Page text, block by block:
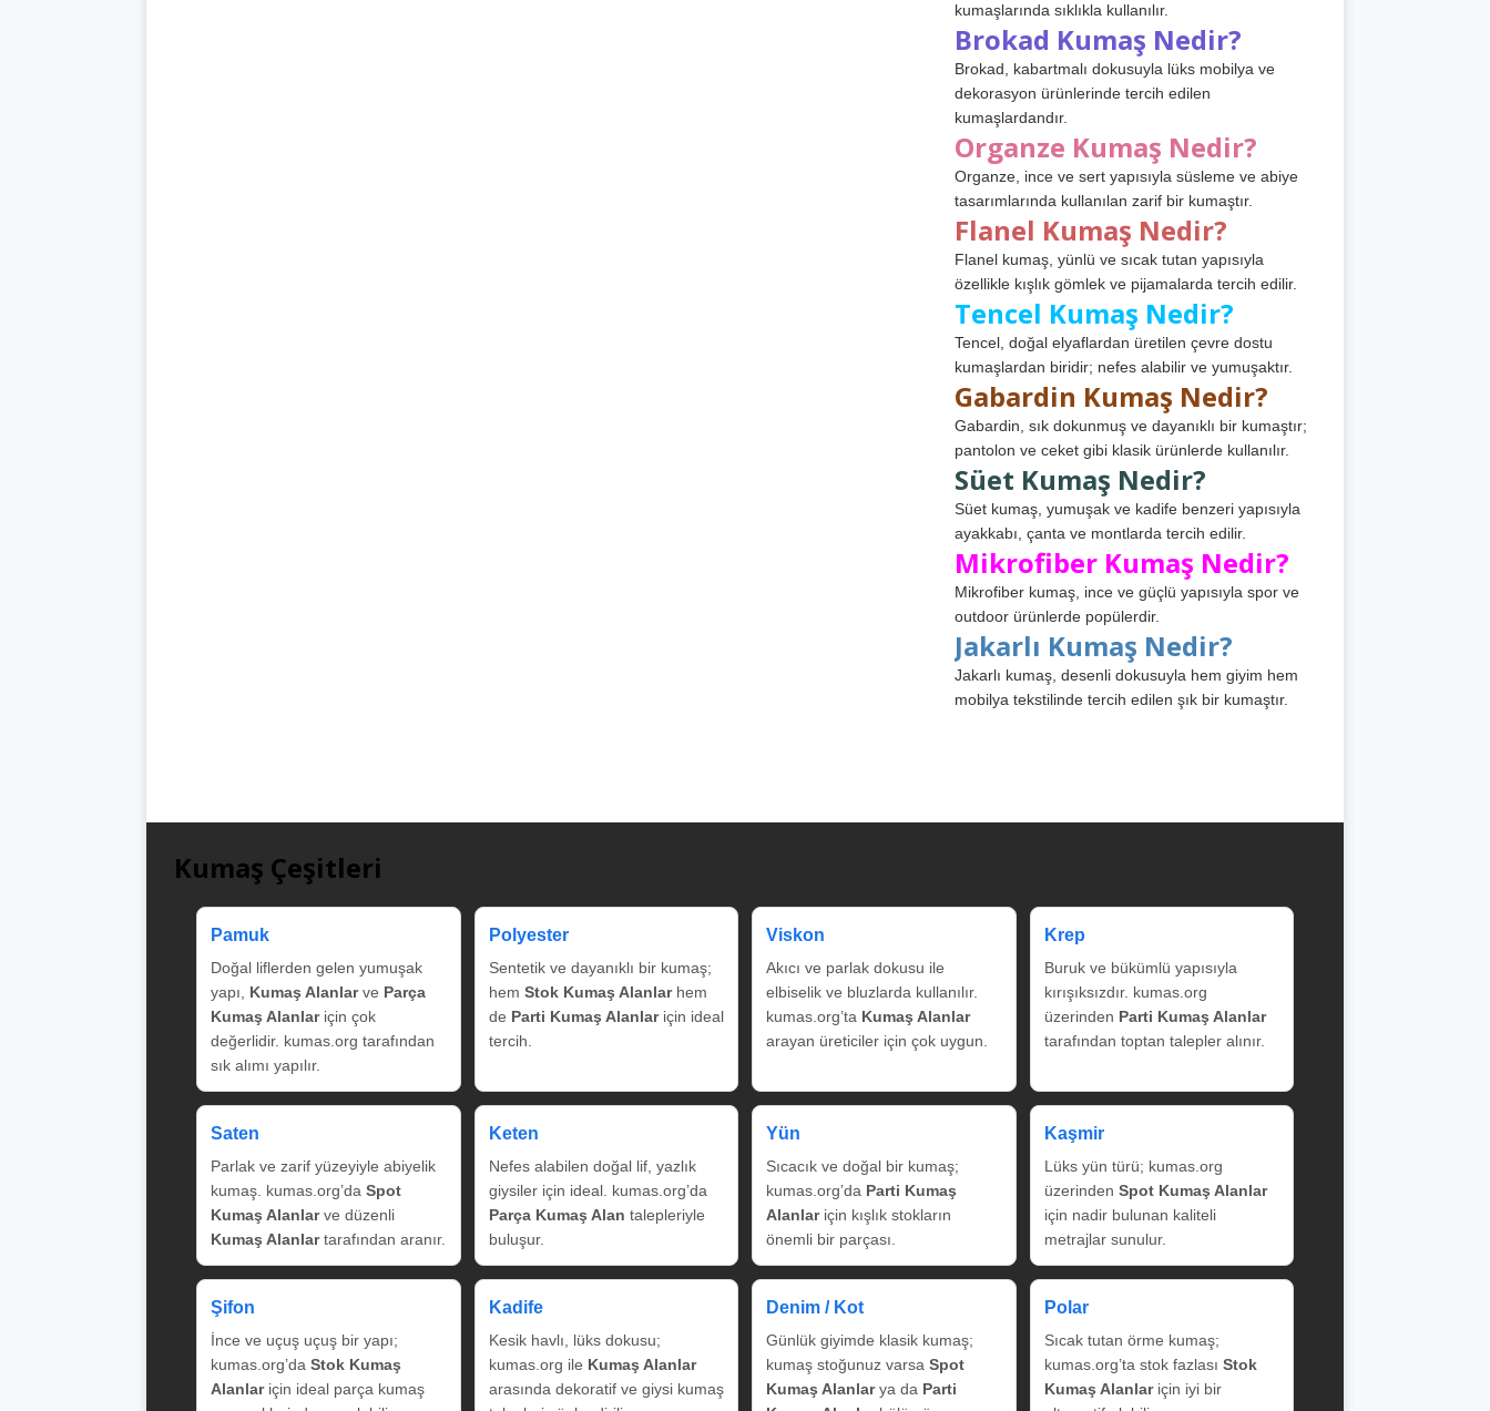
kumaşlarında sıklıkla kullanılır.
Brokad Kumaş Nedir?
Brokad, kabartmalı dokusuyla lüks mobilya ve
dekorasyon ürünlerinde tercih edilen
kumaşlardandır.
Organze Kumaş Nedir?
Organze, ince ve sert yapısıyla süsleme ve abiye
tasarımlarında kullanılan zarif bir kumaştır.
Flanel Kumaş Nedir?
Flanel kumaş, yünlü ve sıcak tutan yapısıyla
özellikle kışlık gömlek ve pijamalarda tercih edilir.
Tencel Kumaş Nedir?
Tencel, doğal elyaflardan üretilen çevre dostu
kumaşlardan biridir; nefes alabilir ve yumuşaktır.
Gabardin Kumaş Nedir?
Gabardin, sık dokunmuş ve dayanıklı bir kumaştır;
pantolon ve ceket gibi klasik ürünlerde kullanılır.
Süet Kumaş Nedir?
Süet kumaş, yumuşak ve kadife benzeri yapısıyla
ayakkabı, çanta ve montlarda tercih edilir.
Mikrofiber Kumaş Nedir?
Mikrofiber kumaş, ince ve güçlü yapısıyla spor ve
outdoor ürünlerde popülerdir.
Jakarlı Kumaş Nedir?
Jakarlı kumaş, desenli dokusuyla hem giyim hem
mobilya tekstilinde tercih edilen şık bir kumaştır.
Kumaş Çeşitleri
Pamuk
Doğal liflerden gelen yumuşak
yapı, Kumaş Alanlarve Parça
Kumaş Alanlariçin çok
değerlidir. kumas.org tarafından
sık alımı yapılır.
Polyester
Sentetik ve dayanıklı bir kumaş;
hem Stok Kumaş Alanlarhem
de Parti Kumaş Alanlariçin ideal
tercih.
Viskon
Akıcı ve parlak dokusu ile
elbiselik ve bluzlarda kullanılır.
kumas.org’ta Kumaş Alanlar
arayan üreticiler için çok uygun.
Krep
Buruk ve bükümlü yapısıyla
kırışıksızdır. kumas.org
üzerinden Parti Kumaş Alanlar
tarafından toptan talepler alınır.
Saten
Parlak ve zarif yüzeyiyle abiyelik
kumaş. kumas.org’da Spot
Kumaş Alanlarve düzenli
Kumaş Alanlartarafından aranır.
Keten
Nefes alabilen doğal lif, yazlık
giysiler için ideal. kumas.org’da
Parça Kumaş Alan talepleriyle
buluşur.
Yün
Sıcacık ve doğal bir kumaş;
kumas.org’da Parti Kumaş
Alanlariçin kışlık stokların
önemli bir parçası.
Kaşmir
Lüks yün türü; kumas.org
üzerinden Spot Kumaş Alanlar
için nadir bulunan kaliteli
metrajlar sunulur.
Şifon
İnce ve uçuş uçuş bir yapı;
kumas.org’da Stok Kumaş
Alanlariçin ideal parça kumaş
Kadife
Kesik havlı, lüks dokusu;
kumas.org ile Kumaş Alanlar
arasında dekoratif ve giysi kumaş
Denim / Kot
Günlük giyimde klasik kumaş;
kumaş stoğunuz varsa Spot
Kumaş Alanlarya da Parti
Polar
Sıcak tutan örme kumaş;
kumas.org’ta stok fazlası Stok
Kumaş Alanlariçin iyi bir